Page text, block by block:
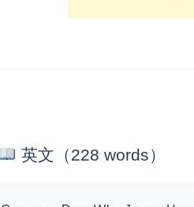
英文（228 words）